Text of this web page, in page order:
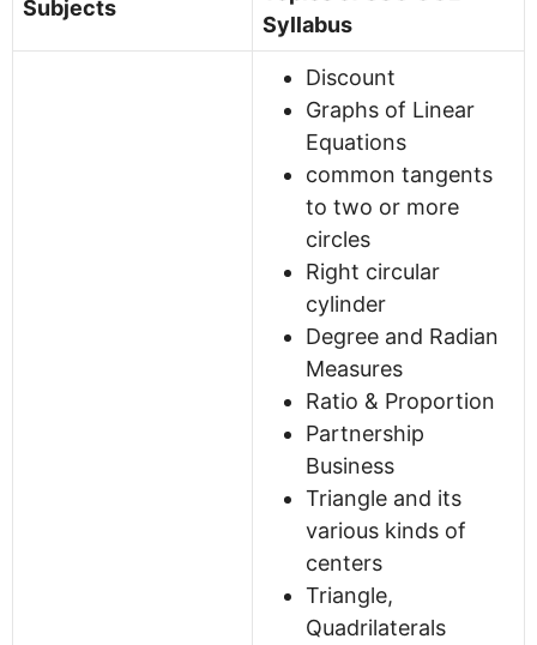
Subjects
Syllabus
Discount
Graphs of Linear
Equations
common tangents
to two or more
circles
Right circular
cylinder
Degree and Radian
Measures
Ratio & Proportion
Partnership
Business
Triangle and its
various kinds of
centers
Triangle,
Quadrilaterals